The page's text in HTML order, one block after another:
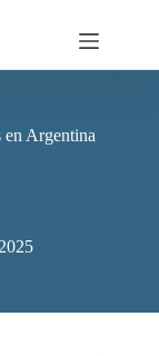
en Argentina